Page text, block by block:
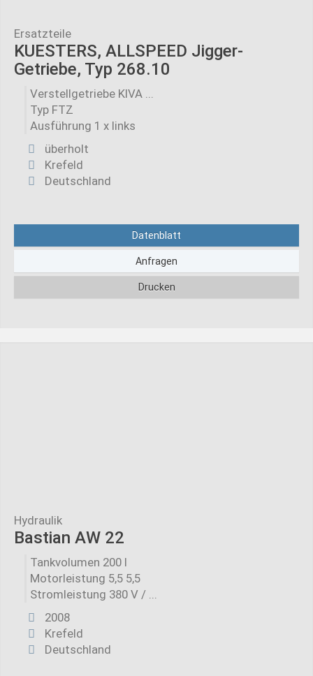
Ersatzteile
KUESTERS, ALLSPEED Jigger-
Getriebe, Typ 268.10
Verstellgetriebe KIVA ...
Typ FTZ
Ausführung 1 x links
überholt
Krefeld
Deutschland
Datenblatt
Anfragen
Drucken
Hydraulik
Bastian AW 22
Tankvolumen 200 l
Motorleistung 5,5 5,5
Stromleistung 380 V / ...
2008
Krefeld
Deutschland